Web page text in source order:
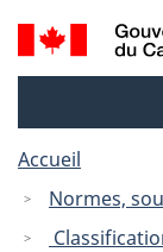
Recherche
et
Accueil
Normes,